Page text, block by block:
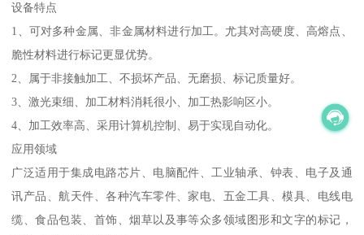
设备特点
1、可对多种金属、非金属材料进行加工。尤其对高硬度、高熔点、
脆性材料进行标记更显优势。
2、属于非接触加工、不损坏产品、无磨损、标记质量好。
3、激光束细、加工材料消耗很小、加工热影响区小。
4、加工效率高、采用计算机控制、易于实现自动化。
应用领域
广泛适用于集成电路芯片、电脑配件、工业轴承、钟表、电子及通
讯产品、航天件、各种汽车零件、家电、五金工具、模具、电线电
缆、食品包装、首饰、烟草以及事等众多领域图形和文字的标记，